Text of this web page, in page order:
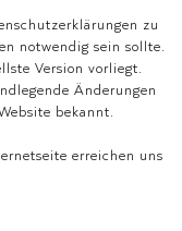
zu
notwendig sein sollte.
Version vorliegt.
Änderungen
bekannt.
erreichen uns